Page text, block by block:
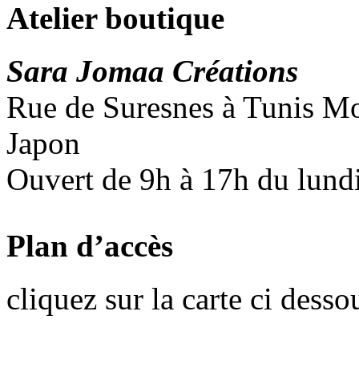
Atelier boutique
Sara Jomaa Créations
Rue de Suresnes à Tunis
Japon
Ouvert de 9h à 17h du
Plan d’accès
cliquez sur la carte ci